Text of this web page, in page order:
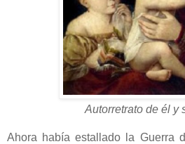
Autorretrato de él y
Ahora había estallado la Guerra